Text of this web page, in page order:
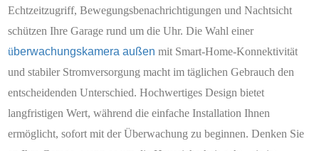
Echtzeitzugriff, Bewegungsbenachrichtigungen und Nachtsicht
schützen Ihre Garage rund um die Uhr. Die Wahl einer
überwachungskamera außen mit Smart-Home-Konnektivität
und stabiler Stromversorgung macht im täglichen Gebrauch den
entscheidenden Unterschied. Hochwertiges Design bietet
langfristigen Wert, während die einfache Installation Ihnen
ermöglicht, sofort mit der Überwachung zu beginnen. Denken Sie